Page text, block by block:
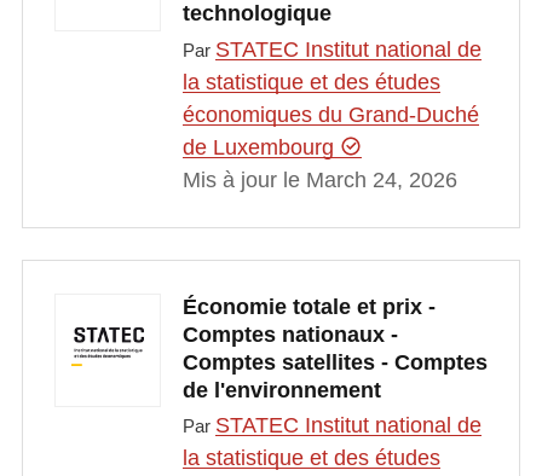
technologique
Par STATEC Institut national de
la statistique et des études
économiques du Grand-Duché
de Luxembourg
Mis à jour le March 24, 2026
Économie totale et prix -
Comptes nationaux -
Comptes satellites - Comptes
de l'environnement
Par STATEC Institut national de
la statistique et des études